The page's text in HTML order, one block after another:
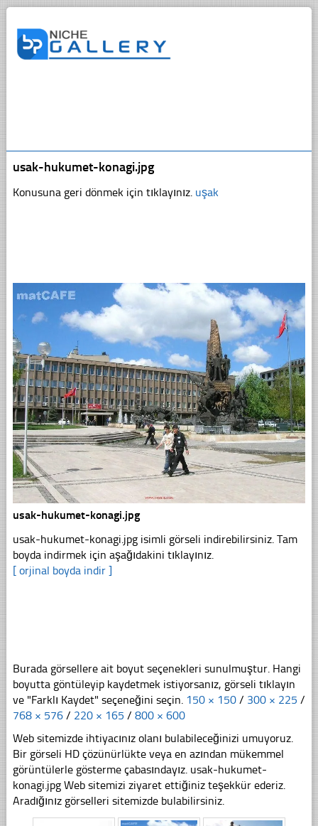
usak-hukumet-konagi.jpg
Konusuna geri dönmek için tıklayınız. uşak
usak-hukumet-konagi.jpg
usak-hukumet-konagi.jpg isimli görseli indirebilirsiniz. Tam
boyda indirmek için aşağıdakini tıklayınız.
[ orjinal boyda indir ]
Burada görsellere ait boyut seçenekleri sunulmuştur. Hangi
boyutta göntüleyip kaydetmek istiyorsanız, görseli tıklayın
ve "Farklı Kaydet" seçeneğini seçin. 150 × 150 / 300 × 225 /
768 × 576 / 220 × 165 / 800 × 600
Web sitemizde ihtiyacınız olanı bulabileceğinizi umuyoruz.
Bir görseli HD çözünürlükte veya en azından mükemmel
görüntülerle gösterme çabasındayız. usak-hukumet-
konagi.jpg Web sitemizi ziyaret ettiğiniz teşekkür ederiz.
Aradığınız görselleri sitemizde bulabilirsiniz.